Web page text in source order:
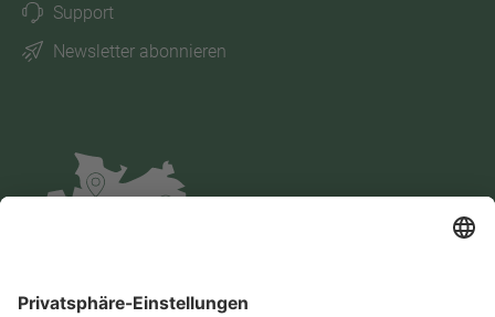
Support
Newsletter abonnieren